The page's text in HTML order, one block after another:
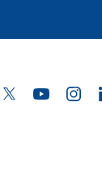
Twitter YouTube